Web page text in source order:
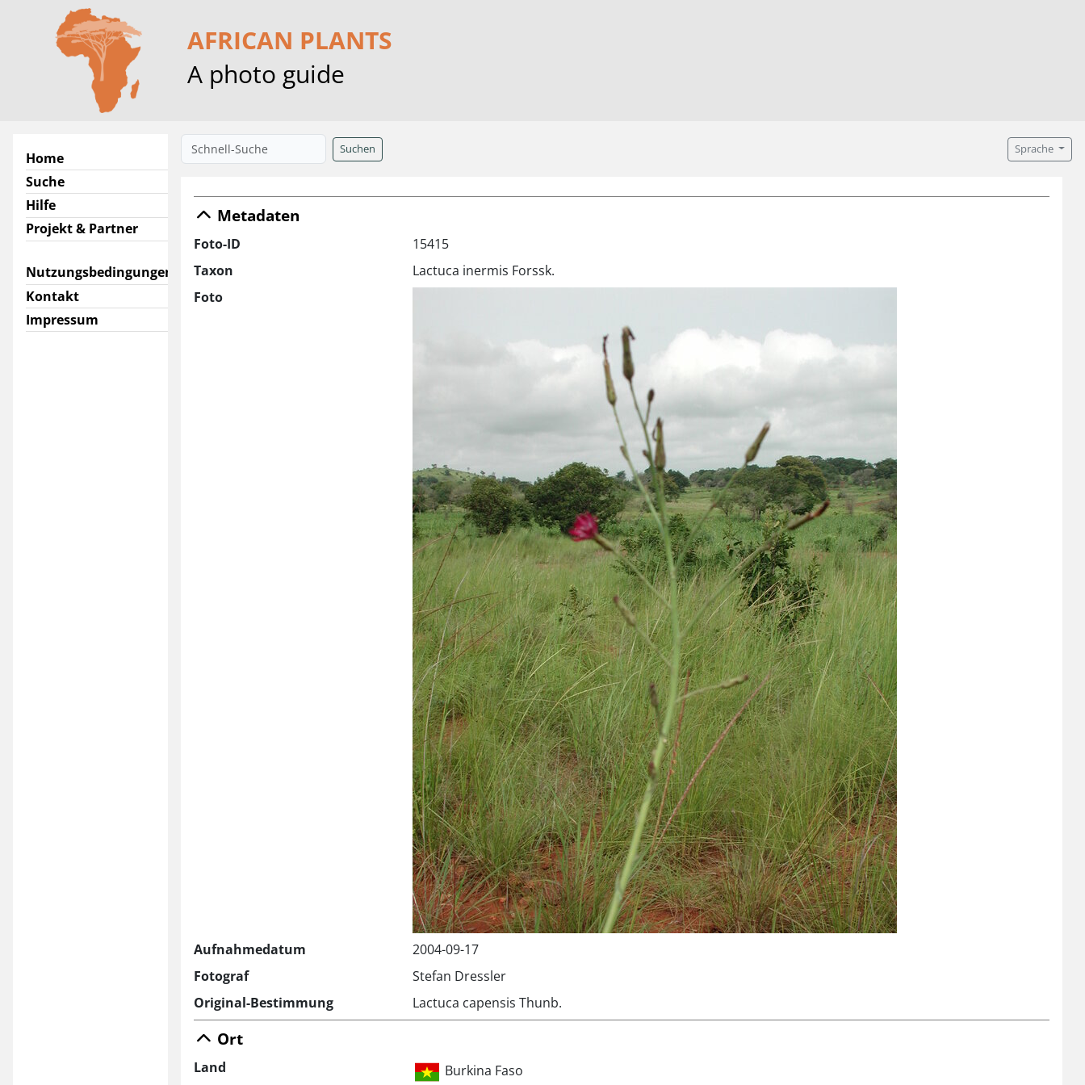
AFRICAN PLANTS
A photo guide
Home
Suche
Hilfe
Projekt & Partner
Nutzungsbedingungen
Kontakt
Impressum
Suchen Sprache
Metadaten
Foto-ID
15415
Taxon
Lactuca inermis Forssk.
Foto
Aufnahmedatum
2004-09-17
Fotograf
Stefan Dressler
Original-Bestimmung
Lactuca capensis Thunb.
Ort
Land Burkina Faso